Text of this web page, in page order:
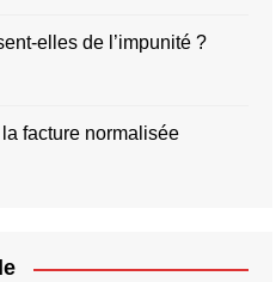
elles de l’impunité ?
facture normalisée